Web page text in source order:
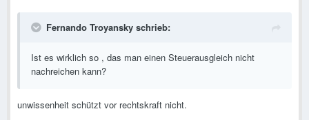
Fernando Troyansky schrieb:
Ist es wirklich so , das man einen Steuerausgleich nicht
nachreichen kann?
unwissenheit schützt vor rechtskraft nicht.